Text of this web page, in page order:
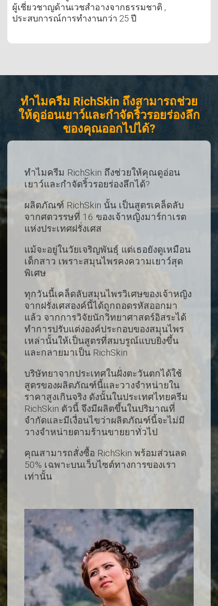
ผู้เชี่ยวชาญด้านเวชสำอางจากธรรมชาติ ,
ประสบการณ์การทำงานกว่า 25 ปี
ทำไมครีม RichSkin ถึงสามารถช่วย
ให้ดูอ่อนเยาว์และกำจัดริ้วรอยร่องลึก
ของคุณออกไปได้?
ทำไมครีม RichSkin ถึงช่วยให้คุณดูอ่อน
เยาว์และกำจัดริ้วรอยร่องลึกได้?
ผลิตภัณฑ์ RichSkin นั้น เป็นสูตรเคล็ดลับ
จากศตวรรษที่ 16 ของเจ้าหญิงมาร์กาเรต
แห่งประเทศฝรั่งเศส
แม้จะอยู่ในวัยเจริญพันธุ์ แต่เธอยังดูเหมือน
เด็กสาว เพราะสมุนไพรคงความเยาว์สุด
พิเศษ
ทุกวันนี้เคล็ดลับสมุนไพรวิเศษของเจ้าหญิง
จากฝรั่งเศสองค์นี้ได้ถูกถอดรหัสออกมา
แล้ว จากการวิจัยนักวิทยาศาสตร์อิสระได้
ทำการปรับแต่งองค์ประกอบของสมุนไพร
เหล่านั้นให้เป็นสูตรที่สมบรูณ์แบบยิ่งขึ้น
และกลายมาเป็น RichSkin
บริษัทยาจากประเทศในฝั่งตะวันตกได้ใช้
สูตรของผลิตภัณฑ์นี้และวางจำหน่ายใน
ราคาสูงเกินจริง ดังนั้นในประเทศไทยครีม
RichSkin ตัวนี้ จึงมีผลิตขึ้นในปริมาณที่
จำกัดและมีเงื่อนไขว่าผลิตภัณฑ์นี้จะไม่มี
วางจำหน่ายตามร้านขายยาทั่วไป
คุณสามารถสั่งซื้อ RichSkin พร้อมส่วนลด
50% เฉพาะบนเว็บไซต์ทางการของเรา
เท่านั้น